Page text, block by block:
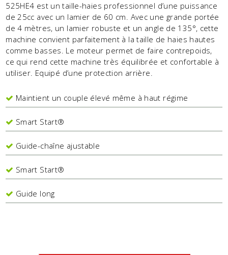
525HE4 est un taille-haies professionnel d’une puissance
de 25cc avec un lamier de 60 cm. Avec une grande portée
de 4 mètres, un lamier robuste et un angle de 135°, cette
machine convient parfaitement à la taille de haies hautes
comme basses. Le moteur permet de faire contrepoids,
ce qui rend cette machine très équilibrée et confortable à
utiliser. Equipé d’une protection arrière.
Maintient un couple élevé même à haut régime
Smart Start®
Guide-chaîne ajustable
Smart Start®
Guide long